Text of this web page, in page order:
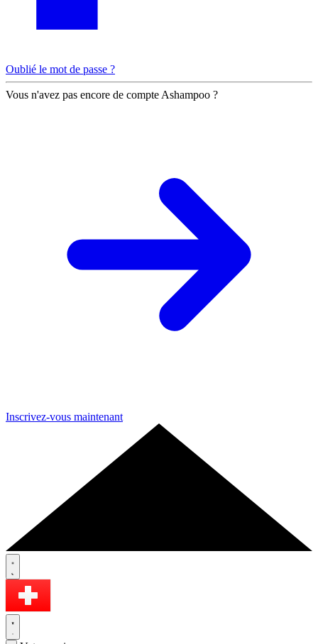
Oublié le mot de passe ?
Vous n'avez pas encore de compte Ashampoo ?
Inscrivez-vous maintenant